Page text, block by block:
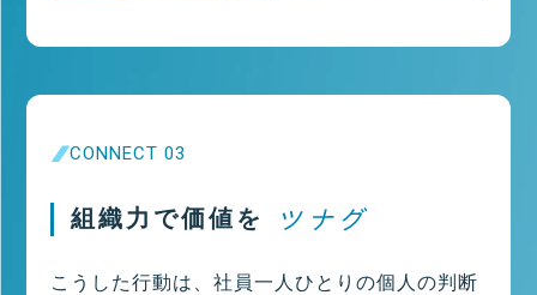
CONNECT 03
組織力で価値を
こうした行動は、社員一人ひとりの個人の判断